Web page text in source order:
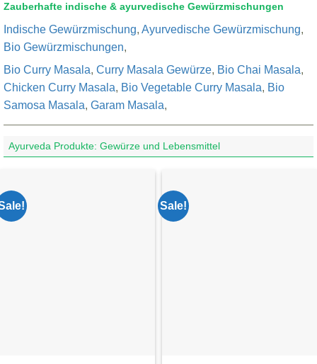
Zauberhafte indische & ayurvedische Gewürzmischungen
Indische Gewürzmischung, Ayurvedische Gewürzmischung,
Bio Gewürzmischungen,
Bio Curry Masala, Curry Masala Gewürze, Bio Chai Masala,
Chicken Curry Masala, Bio Vegetable Curry Masala, Bio
Samosa Masala, Garam Masala,
Ayurveda Produkte: Gewürze und Lebensmittel
Sale!